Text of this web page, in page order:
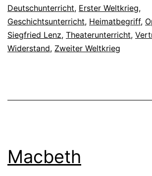
Deutschunterricht, Erster Weltkrieg,
Geschichtsunterricht, Heimatbegriff,
Siegfried Lenz, Theaterunterricht,
Widerstand, Zweiter Weltkrieg
Macbeth